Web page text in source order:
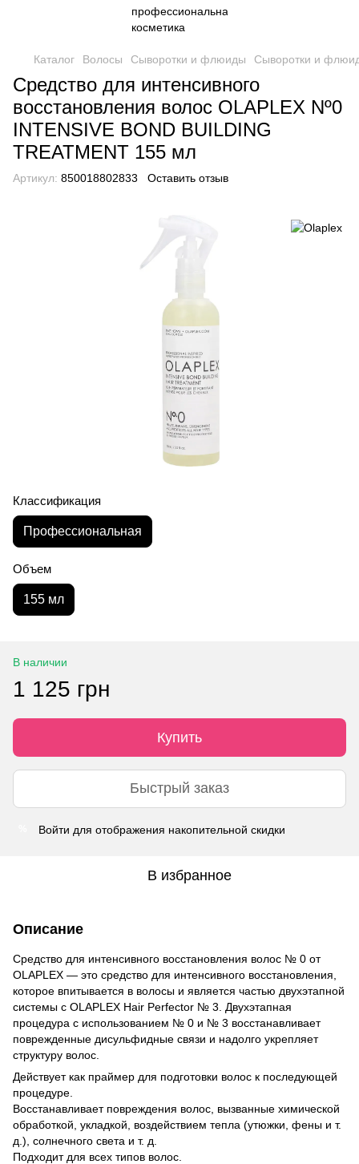
Каталог Волосы Сыворотки и флюиды Сыворотки и
Средство для интенсивного
восстановления волос OLAPLEX Nº0
INTENSIVE BOND BUILDING
TREATMENT 155 мл
Артикул: 850018802833 Оставить отзыв
Классификация
Профессиональная
Объем
155 мл
В наличии
1 125 грн
Купить
Быстрый заказ
Войти для отображения накопительной скидки
В избранное
Описание
Средство для интенсивного восстановления волос № 0 от
OLAPLEX — это средство для интенсивного восстановления,
которое впитывается в волосы и является частью двухэтапной
системы с OLAPLEX Hair Perfector № 3. Двухэтапная
процедура с использованием № 0 и № 3 восстанавливает
поврежденные дисульфидные связи и надолго укрепляет
структуру волос.
Действует как праймер для подготовки волос к последующей
процедуре.
Восстанавливает повреждения волос, вызванные химической
обработкой, укладкой, воздействием тепла (утюжки, фены и т.
д.), солнечного света и т. д.
Подходит для всех типов волос.